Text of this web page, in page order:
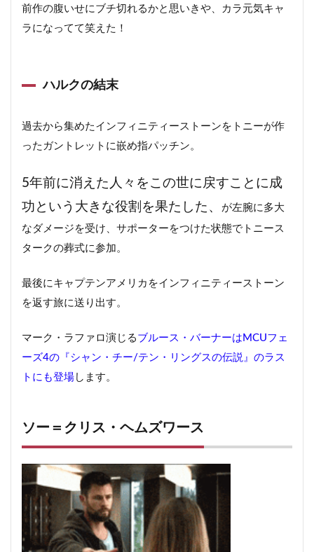
前作の腹いせにブチ切れるかと思いきや、カラ元気キャ
ラになってて笑えた！
ハルクの結末
過去から集めたインフィニティーストーンをトニーが作
ったガントレットに嵌め指パッチン。
5年前に消えた人々をこの世に戻すことに成
功という大きな役割を果たした、
が左腕に多大
なダメージを受け、サポーターをつけた状態でトニース
タークの葬式に参加。
最後にキャプテンアメリカをインフィニティーストーン
を返す旅に送り出す。
マーク・ラファロ演じる ブルース・バーナーはMCUフェ
ーズ4の『シャン・チー/テン・リングスの伝説』のラス
トにも登場 します。
ソー＝クリス・ヘムズワース